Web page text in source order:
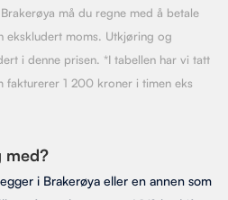
må du regne med å betale
moms. Utkjøring og
i denne prisen. *I tabellen har vi tatt
fakturerer 1 200 kroner i timen eks
med?
i Brakerøya eller en annen som